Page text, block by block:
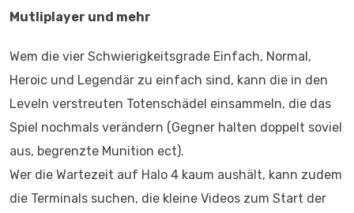
Mutliplayer und mehr
Wem die vier Schwierigkeitsgrade Einfach, Normal,
Heroic und Legendär zu einfach sind, kann die in den
Leveln verstreuten Totenschädel einsammeln, die das
Spiel nochmals verändern (Gegner halten doppelt soviel
aus, begrenzte Munition ect).
Wer die Wartezeit auf Halo 4 kaum aushält, kann zudem
die Terminals suchen, die kleine Videos zum Start der